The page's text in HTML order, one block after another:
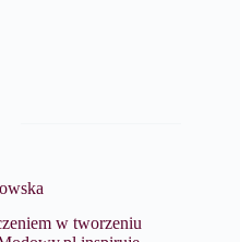
w tworzeniu